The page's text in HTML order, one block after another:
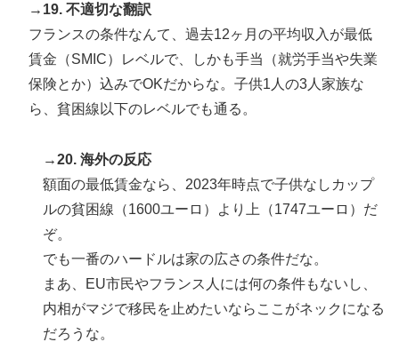
→19. 不適切な翻訳
フランスの条件なんて、過去12ヶ月の平均収入が最低
賃金（SMIC）レベルで、しかも手当（就労手当や失業
保険とか）込みでOKだからな。子供1人の3人家族な
ら、貧困線以下のレベルでも通る。
→20. 海外の反応
額面の最低賃金なら、2023年時点で子供なしカップ
ルの貧困線（1600ユーロ）より上（1747ユーロ）だ
ぞ。
でも一番のハードルは家の広さの条件だな。
まあ、EU市民やフランス人には何の条件もないし、
内相がマジで移民を止めたいならここがネックになる
だろうな。